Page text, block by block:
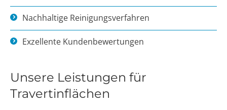
Nachhaltige Reinigungsverfahren
Exzellente Kundenbewertungen
Unsere Leistungen für
Travertinflächen